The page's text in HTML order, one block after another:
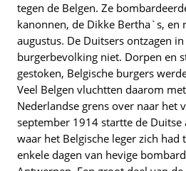
tegen de Belgen. Ze
kanonnen, de Dikke Bertha`s, en
augustus. De Duitsers ontzagen
burgerbevolking niet. Dorpen en
gestoken, Belgische burgers
Veel Belgen vluchtten daarom
Nederlandse grens over naar het
september 1914 startte de
waar het Belgische leger zich had
enkele dagen van hevige